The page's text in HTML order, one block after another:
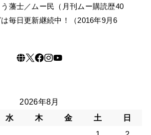
藩士／ムー民（月刊ムー購読歴40
毎日更新継続中！（2016年9月6
2026年8月
水 木 金 土
日